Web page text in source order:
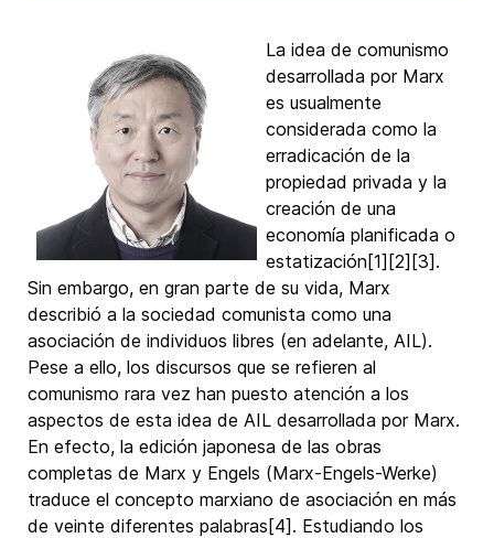
La idea de comunismo
desarrollada por Marx
es usualmente
considerada como la
erradicación de la
propiedad privada y la
creación de una
economía planificada o
estatización[1][2][3].
Sin embargo, en gran parte de su vida, Marx
describió a la sociedad comunista como una
asociación de individuos libres (en adelante, AIL).
Pese a ello, los discursos que se refieren al
comunismo rara vez han puesto atención a los
aspectos de esta idea de AIL desarrollada por Marx.
En efecto, la edición japonesa de las obras
completas de Marx y Engels (Marx-Engels-Werke)
traduce el concepto marxiano de asociación en más
de veinte diferentes palabras[4]. Estudiando los